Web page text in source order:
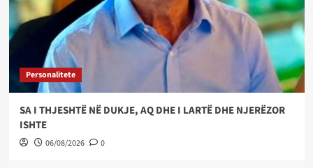
Personalitete
SA I THJESHTË NË DUKJE, AQ DHE I LARTË DHE NJERËZOR
ISHTE
06/08/2026 0